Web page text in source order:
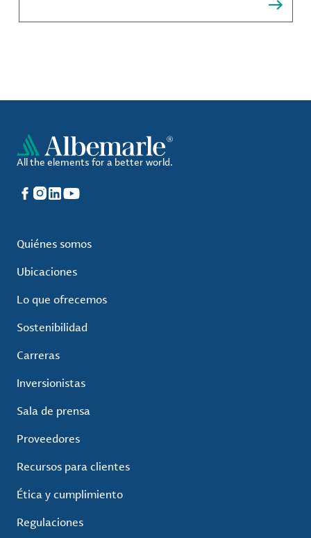
compuestos de materiales y mucho más.
All the elements for a better world.
Facebook
Instagram
LinkedIn
YouTube
Quiénes somos
Ubicaciones
Lo que ofrecemos
Sostenibilidad
Carreras
Inversionistas
Sala de prensa
Proveedores
Recursos para clientes
Ética y cumplimiento
Regulaciones